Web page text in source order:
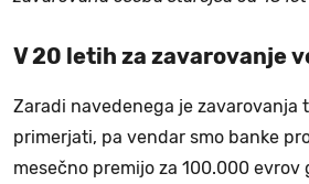
V 20 letih za zavarovanje
Zaradi navedenega je zavarovanja
primerjati, pa vendar smo banke
mesečno premijo za 100.000 evrov